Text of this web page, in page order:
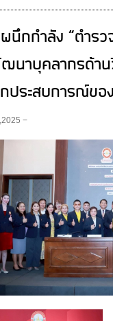
นึกกำลัง “ตำรว
นาบุคลากรด้าน
ประสบการณ์ขอ
−